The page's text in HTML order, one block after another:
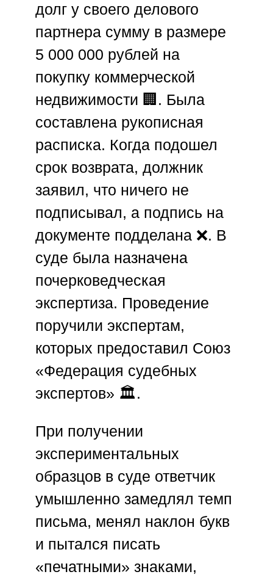
долг у своего делового
партнера сумму в размере
5 000 000 рублей на
покупку коммерческой
недвижимости 🏢. Была
составлена рукописная
расписка. Когда подошел
срок возврата, должник
заявил, что ничего не
подписывал, а подпись на
документе подделана ❌. В
суде была назначена
почерковедческая
экспертиза. Проведение
поручили экспертам,
которых предоставил Союз
«Федерация судебных
экспертов» 🏛️.
При получении
экспериментальных
образцов в суде ответчик
умышленно замедлял темп
письма, менял наклон букв
и пытался писать
«печатными» знаками,